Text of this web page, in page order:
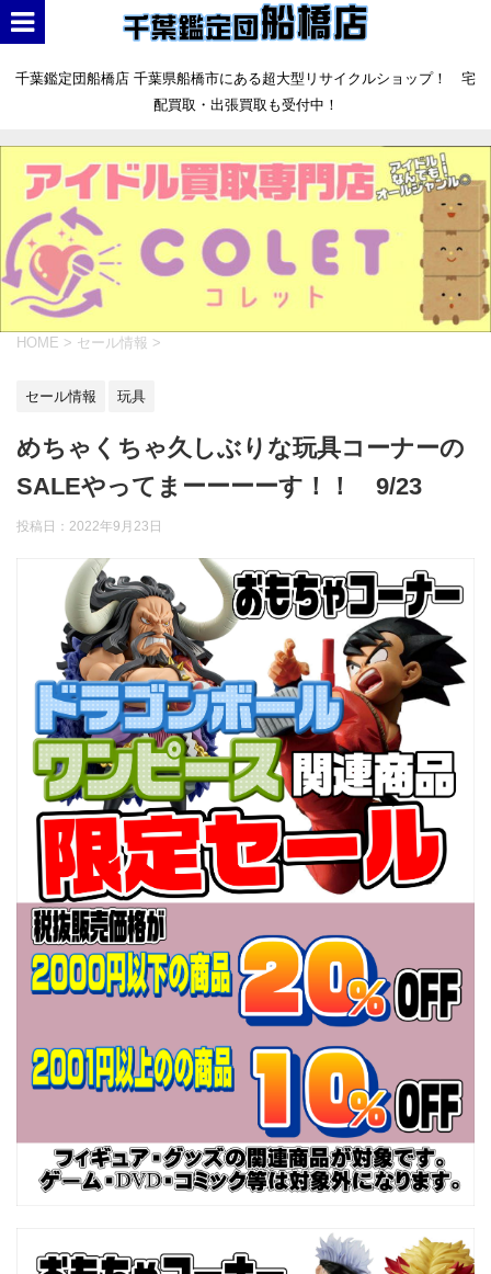
千葉鑑定団船橋店 千葉県船橋市にある超大型リサイクルショップ！ 宅
配買取・出張買取も受付中！
HOME > セール情報 >
セール情報 玩具
めちゃくちゃ久しぶりな玩具コーナーの
SALEやってまーーーーす！！ 9/23
投稿日： 2022年9月23日